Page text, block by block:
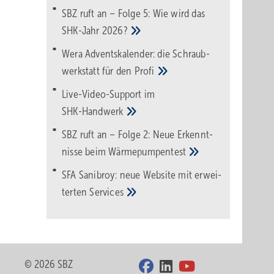
SBZ ruft an – Folge 5: Wie wird das
SHK-Jahr 2026?
Wera Adventskalender: die Schraub­
werk­statt für den Pro­fi
Live-Video-Support im
SHK-Handwerk
SBZ ruft an – Folge 2: Neue Erkennt­
nisse beimWärme­pumpen­test
SFA Sanibroy: neue Web­site mit erwei­
tertenServices
© 2026 SBZ